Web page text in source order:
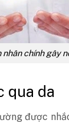
chính gây
qua da
được